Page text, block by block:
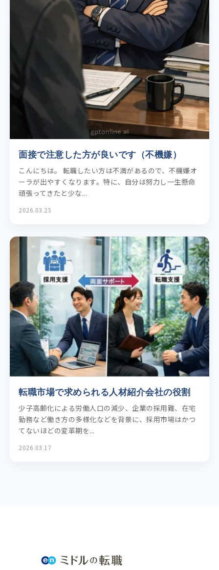
面接で注意した方が良いです（不機嫌）
こんにちは。 転職したい方は不満があるので、不機嫌オ
ーラが出やすくなります。特に、自分は努力し一生懸命
頑張ってきたと少な...
2026.03.25
転職市場で求められる人材紹介会社の役割
少子高齢化による労働人口の減少、企業の採用難、在宅
勤務など働き方の多様化などを背景に、採用市場はかつ
てないほどの変革期を...
2026.03.17